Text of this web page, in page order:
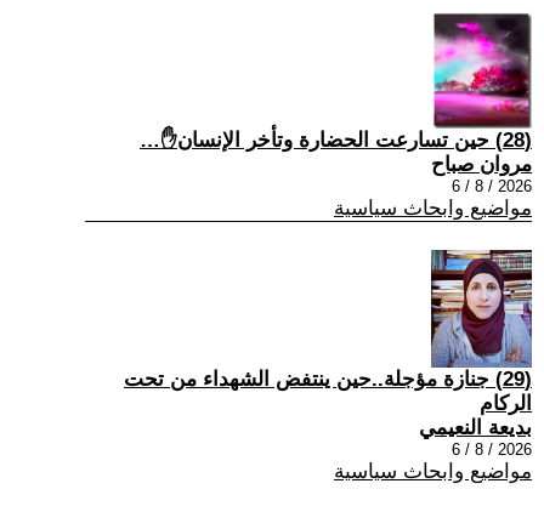
(28) حين تسارعت الحضارة وتأخر الإنسان✋…
مروان صباح
2026 / 8 / 6
مواضيع وابحاث سياسية
(29) جنازة مؤجلة..حين ينتفض الشهداء من تحت
الركام
بديعة النعيمي
2026 / 8 / 6
مواضيع وابحاث سياسية